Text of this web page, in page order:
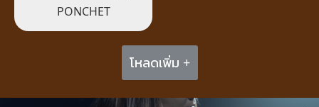
PONCHET
โหลดเพิ่ม +